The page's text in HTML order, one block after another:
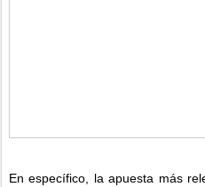
En específico, la apuesta más